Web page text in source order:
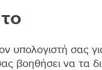
υπολογιστή σας
βοηθήσει να τα